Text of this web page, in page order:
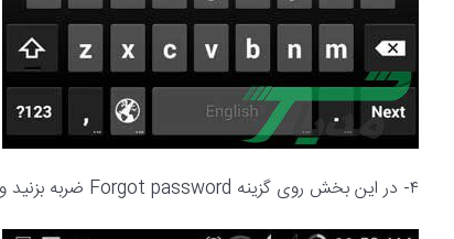
۴- در این بخش روی گزینه Forgot password ضربه بزنید و در پنجره‌ای که با پیام ارسال ایمیل باز می‌شود OK کنید.